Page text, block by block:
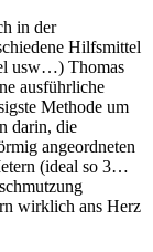
in der
Hilfsmittel
usw…) Thomas
ausführliche
Methode um
darin, die
angeordneten
(ideal so 3…
wirklich ans Herz